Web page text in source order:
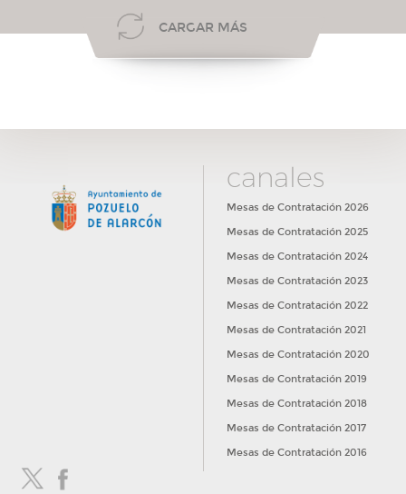
CARGAR MÁS
canales
Mesas de Contratación 2026
Mesas de Contratación 2025
Mesas de Contratación 2024
Mesas de Contratación 2023
Mesas de Contratación 2022
Mesas de Contratación 2021
Mesas de Contratación 2020
Mesas de Contratación 2019
Mesas de Contratación 2018
Mesas de Contratación 2017
Mesas de Contratación 2016